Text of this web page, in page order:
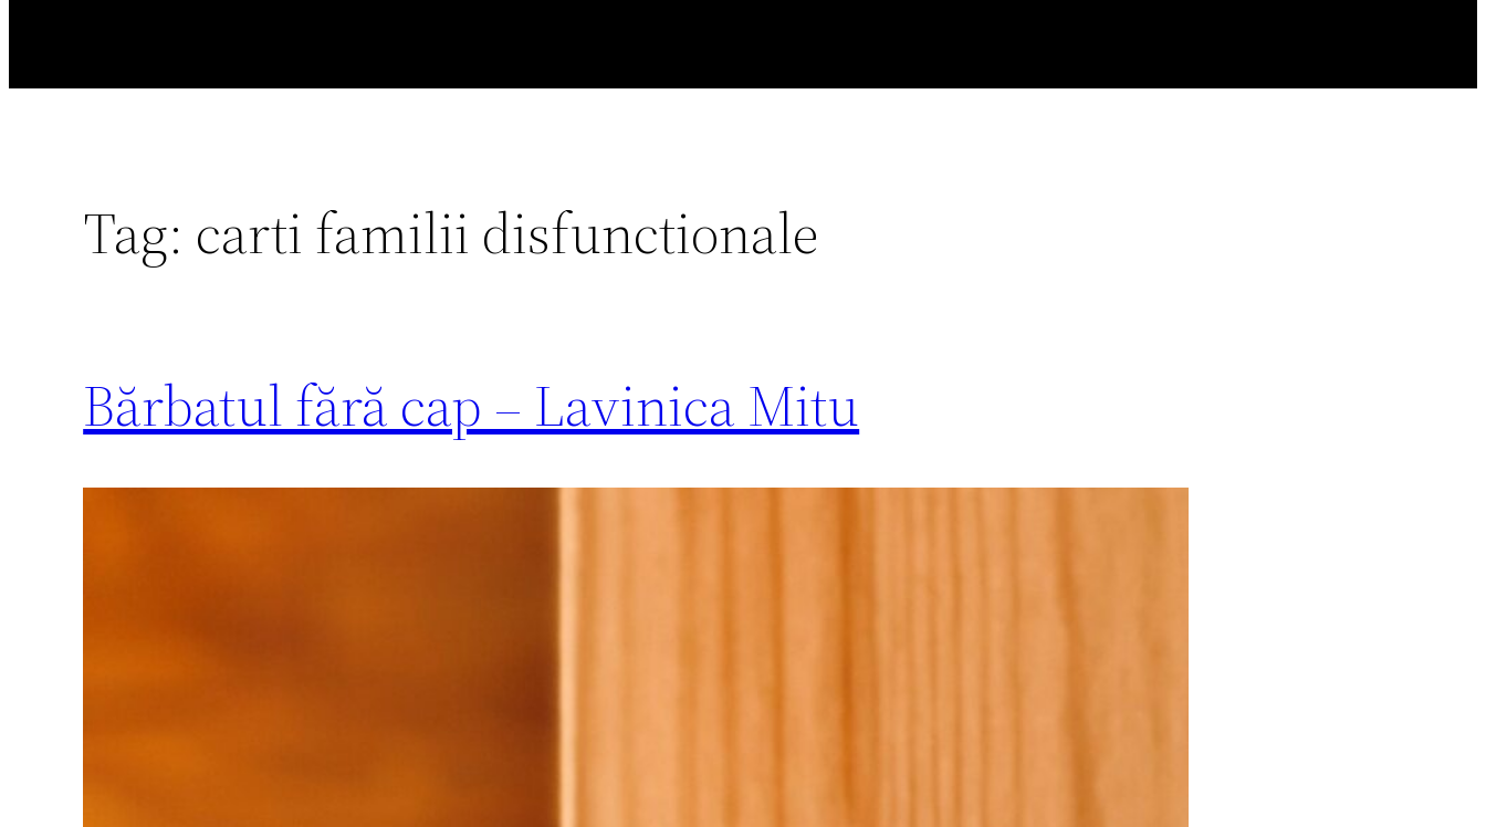
Tag: carti familii disfunctionale
Bărbatul fără cap – Lavinica Mitu